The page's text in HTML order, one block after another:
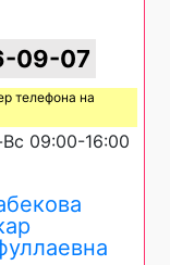
09-07
телефона на
09:00-16:00